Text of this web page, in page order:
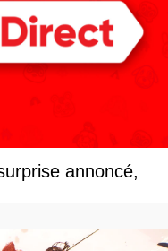
annoncé,